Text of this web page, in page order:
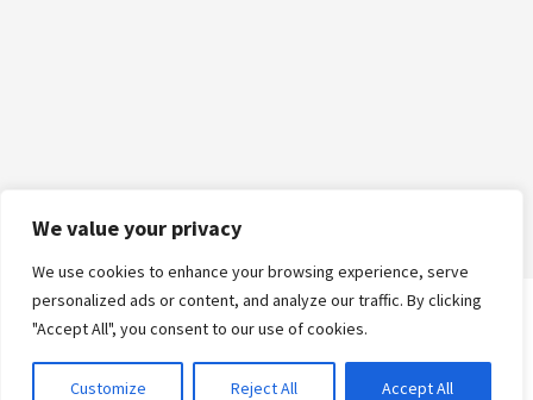
We value your privacy
We use cookies to enhance your browsing experience, serve
personalized ads or content, and analyze our traffic. By clicking
"Accept All", you consent to our use of cookies.
Customize Reject All Accept All
Logga in